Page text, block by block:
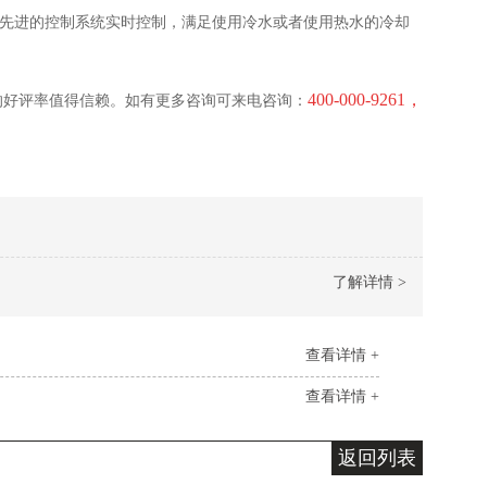
进的控制系统实时控制，满足使用冷水或者使用热水的冷却
评率值得信赖。如有更多咨询可来电咨询： 400-000-9261，
了解详情 >
查看详情 +
查看详情 +
返回列表